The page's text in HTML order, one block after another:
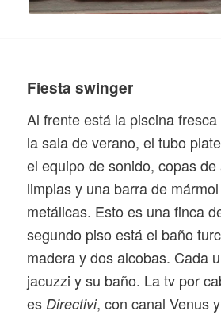
Fiesta swinger
Al frente está la piscina
la sala de verano, el tubo
el equipo de sonido, copas
limpias y una barra de
metálicas. Esto es una finca
segundo piso está el baño
madera y dos alcobas. Cada
jacuzzi y su baño. La tv por
es Directivi, con canal Venus